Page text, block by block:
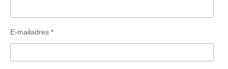
E-mailadres *